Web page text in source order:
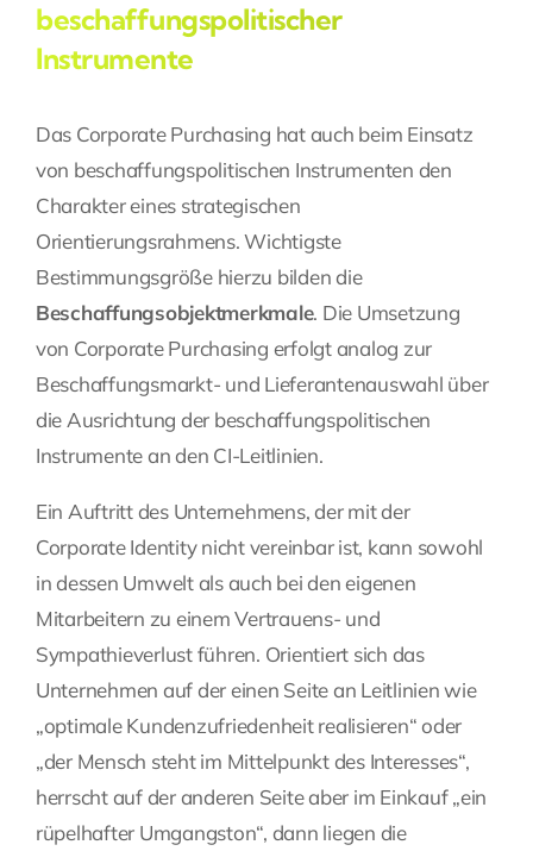
beschaffungspolitischer
Instrumente
Das Corporate Purchasing hat auch beim Einsatz
von beschaffungspolitischen Instrumenten den
Charakter eines strategischen
Orientierungsrahmens. Wichtigste
Bestimmungsgröße hierzu bilden die
Beschaffungsobjektmerkmale. Die Umsetzung
von Corporate Purchasing erfolgt analog zur
Beschaffungsmarkt- und Lieferantenauswahl über
die Ausrichtung der beschaffungspolitischen
Instrumente an den CI-Leitlinien.
Ein Auftritt des Unternehmens, der mit der
Corporate Identity nicht vereinbar ist, kann sowohl
in dessen Umwelt als auch bei den eigenen
Mitarbeitern zu einem Vertrauens- und
Sympathieverlust führen. Orientiert sich das
Unternehmen auf der einen Seite an Leitlinien wie
„optimale Kundenzufriedenheit realisieren“ oder
„der Mensch steht im Mittelpunkt des Interesses“,
herrscht auf der anderen Seite aber im Einkauf „ein
rüpelhafter Umgangston“, dann liegen die